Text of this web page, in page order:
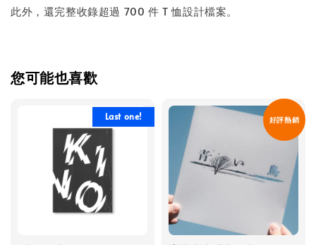
此外，還完整收錄超過 700 件 T 恤設計檔案。
您可能也喜歡
Last one! 好評熱銷